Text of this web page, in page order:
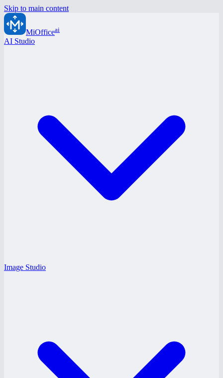
Skip to main content
MiOfficeai
AI Studio
Image Studio